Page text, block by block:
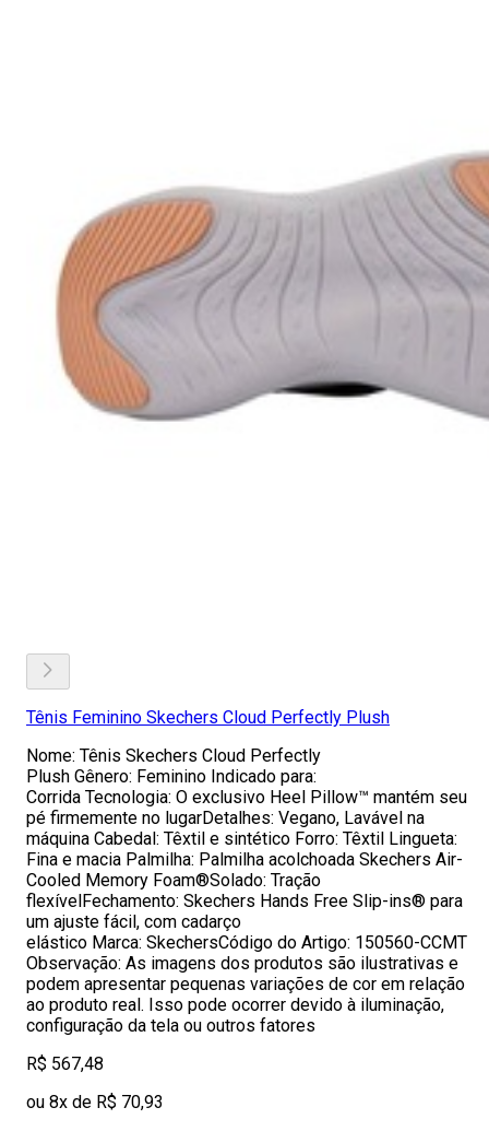
Tênis Feminino Skechers Cloud Perfectly Plush
Nome: Tênis Skechers Cloud Perfectly
Plush Gênero: Feminino Indicado para:
Corrida Tecnologia: O exclusivo Heel Pillow™ mantém seu
pé firmemente no lugarDetalhes: Vegano, Lavável na
máquina Cabedal: Têxtil e sintético Forro: Têxtil Lingueta:
Fina e macia Palmilha: Palmilha acolchoada Skechers Air-
Cooled Memory Foam®Solado: Tração
flexívelFechamento: Skechers Hands Free Slip-ins® para
um ajuste fácil, com cadarço
elástico Marca: SkechersCódigo do Artigo: 150560-CCMT
Observação: As imagens dos produtos são ilustrativas e
podem apresentar pequenas variações de cor em relação
ao produto real. Isso pode ocorrer devido à iluminação,
configuração da tela ou outros fatores
R$ 567,48
ou 8x de R$ 70,93